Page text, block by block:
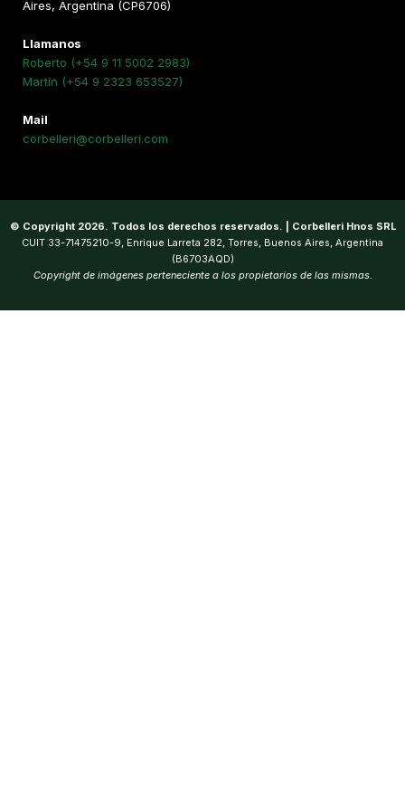
Aires, Argentina (CP6706)
Llamanos
Roberto (+54 9 11 5002 2983)
Martín (+54 9 2323 653527)
Mail
corbelleri@corbelleri.com
© Copyright 2026. Todos los derechos reservados. | Corbelleri Hnos SRL
CUIT 33-71475210-9, Enrique Larreta 282, Torres, Buenos Aires, Argentina
(B6703AQD)
Copyright de imágenes perteneciente a los propietarios de las mismas.